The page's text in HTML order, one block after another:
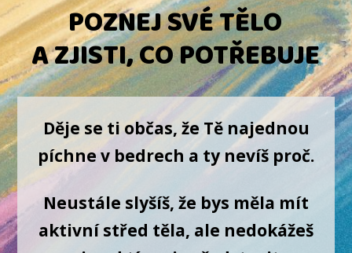
POZNEJ SVÉ TĚLO
A ZJISTI, CO POTŘEBUJE
Děje se ti občas, že Tě najednou
píchne v bedrech a ty nevíš proč.
Neustále slyšíš, že bys měla mít
aktivní střed těla, ale nedokážeš